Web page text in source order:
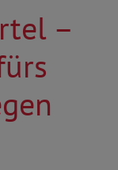
–